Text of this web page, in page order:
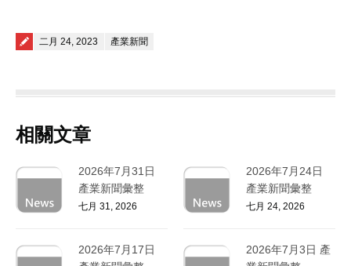
Posted on
二月 24, 2023 產業新聞
相關文章
2026年7月31日
產業新聞彙整
七月 31, 2026
2026年7月24日
產業新聞彙整
七月 24, 2026
2026年7月17日
2026年7月3日 產